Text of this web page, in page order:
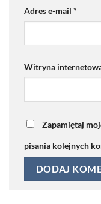
Adres e-mail *
Witryna
Zapamiętaj
pisania kolejnych